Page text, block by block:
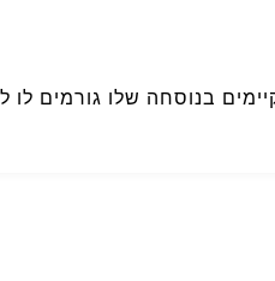
בנוסחה שלו גורמים